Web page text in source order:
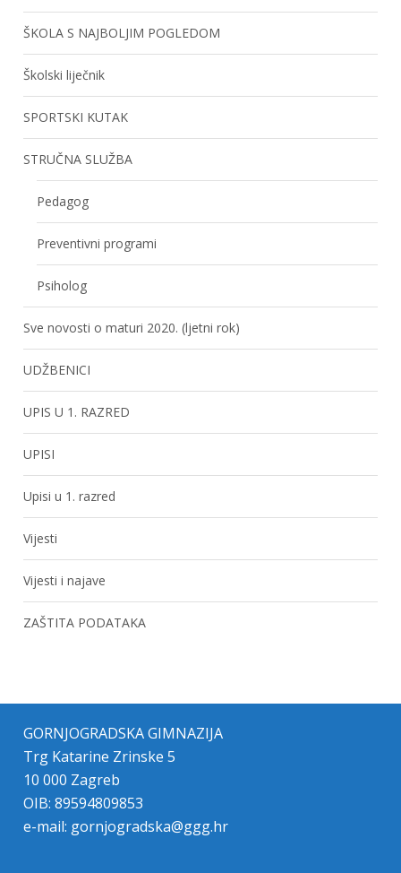
ŠKOLA S NAJBOLJIM POGLEDOM
Školski liječnik
SPORTSKI KUTAK
STRUČNA SLUŽBA
Pedagog
Preventivni programi
Psiholog
Sve novosti o maturi 2020. (ljetni rok)
UDŽBENICI
UPIS U 1. RAZRED
UPISI
Upisi u 1. razred
Vijesti
Vijesti i najave
ZAŠTITA PODATAKA
GORNJOGRADSKA GIMNAZIJA
Trg Katarine Zrinske 5
10 000 Zagreb
OIB: 89594809853
e-mail: gornjogradska@ggg.hr